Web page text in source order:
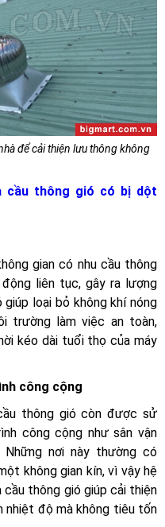
để cải thiện lưu thông không
cầu thông gió có bị dột
gian có nhu cầu thông
liên tục, gây ra lượng
loại bỏ không khí nóng
trường làm việc an toàn,
kéo dài tuổi thọ của máy
công cộng
thông gió còn được sử
công cộng như sân vận
nơi này thường có
không gian kín, vì vậy hệ
thông gió giúp cải thiện
nhiệt độ mà không tiêu tốn